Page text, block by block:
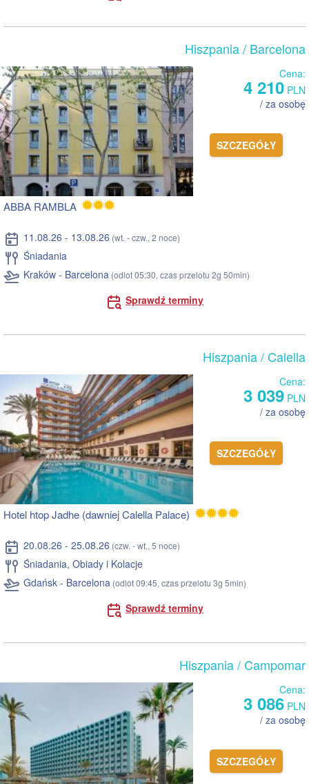
Hiszpania/ Barcelona
Cena:
4 210 PLN
/ za osobę
SZCZEGÓŁY
ABBA RAMBLA
11.08.26 - 13.08.26 (wt. - czw., 2 noce)
Śniadania
Kraków - Barcelona (odlot 05:30, czas przelotu 2g 50min)
Sprawdź terminy
Hiszpania/ Calella
Cena:
3 039 PLN
/ za osobę
SZCZEGÓŁY
Hotel htop Jadhe (dawniej Calella Palace)
20.08.26 - 25.08.26 (czw. - wt., 5 noce)
Śniadania, Obiady i Kolacje
Gdańsk - Barcelona (odlot 09:45, czas przelotu 3g 5min)
Sprawdź terminy
Hiszpania/ Campomar
Cena:
3 086 PLN
/ za osobę
SZCZEGÓŁY